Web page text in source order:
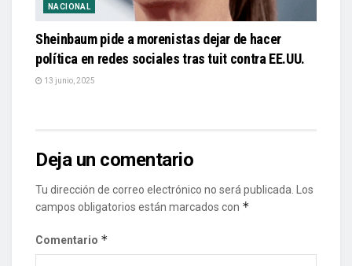
NACIONAL
Sheinbaum pide a morenistas dejar de hacer
política en redes sociales tras tuit contra EE.UU.
13 junio, 2025
Deja un comentario
Tu dirección de correo electrónico no será publicada.
Los
campos obligatorios están marcados con *
Comentario *